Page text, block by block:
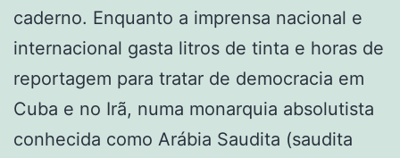
caderno. Enquanto a imprensa nacional e
internacional gasta litros de tinta e horas de
reportagem para tratar de democracia em
Cuba e no Irã, numa monarquia absolutista
conhecida como Arábia Saudita (saudita